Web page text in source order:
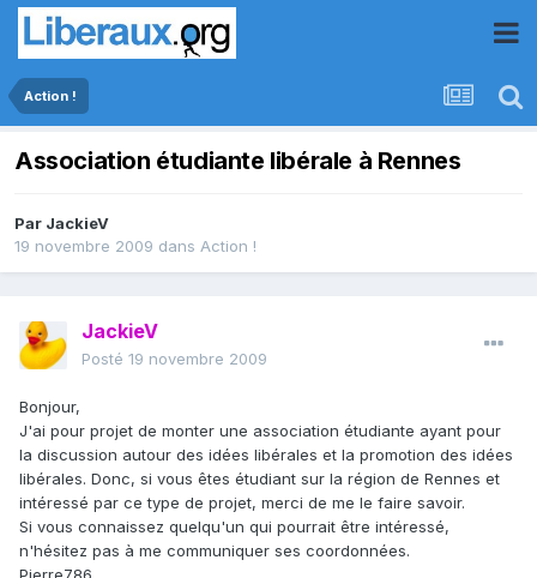
Action !
Association étudiante libérale à Rennes
Par JackieV
19 novembre 2009 dans Action !
JackieV
Posté 19 novembre 2009
Bonjour,
J'ai pour projet de monter une association étudiante ayant pour
la discussion autour des idées libérales et la promotion des idées
libérales. Donc, si vous êtes étudiant sur la région de Rennes et
intéressé par ce type de projet, merci de me le faire savoir.
Si vous connaissez quelqu'un qui pourrait être intéressé,
n'hésitez pas à me communiquer ses coordonnées.